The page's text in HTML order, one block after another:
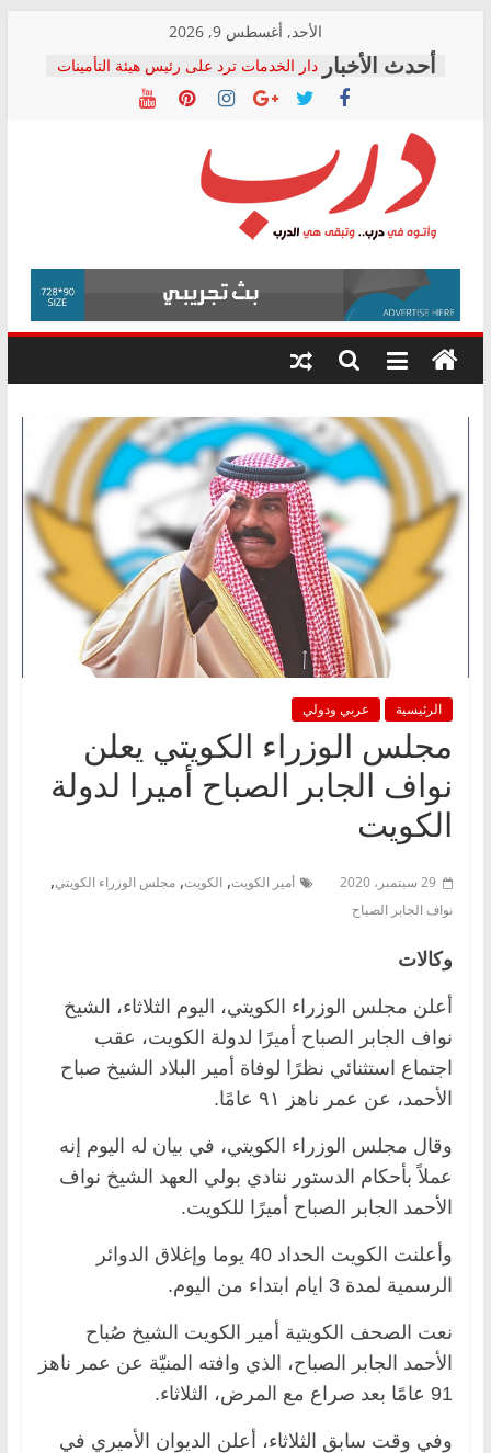
content
الأحد, أغسطس 9, 2026
دار الخدمات ترد على رئيس هيئة التأمينات
بعد مؤتمره الصحفي: إنكار الأزمة لا ينهي
معاناة أصحاب المعاشات.. ونطالب بكشف
فرحات سليمان يكتب: القطاع الصحي إلى
أين؟
حزب التحالف الشعبي يطلق لجنة “الحق
في الصحة” بالإسكندرية لرصد الانتهاكات
ودعم المرضى
الوزاري لمدينة الصحفيين.. وانتهاء أعمال
إنشاء المبنى الإداري
المجلس القومي لحقوق الإنسان يعلن
متابعة قضية الدكتور محمد زهران.. ويؤكد:
قرينة البراءة وضمانات المحاكمة العادلة
درب
وأتوه
درب..
وتبقى
هي
الرئيسية عربي ودولي
مجلس الوزراء الكويتي يعلن
نواف الجابر الصباح أميرا لدولة
الكويت
29 سبتمبر، 2020 أمير الكويت, الكويت, مجلس الوزراء الكويتي,
نواف الجابر الصباح
وكالات
أعلن مجلس الوزراء الكويتي، اليوم الثلاثاء، الشيخ
نواف الجابر الصباح أميرًا لدولة الكويت، عقب
اجتماع استثنائي نظرًا لوفاة أمير البلاد الشيخ صباح
الأحمد، عن عمر ناهز ٩١ عامًا.
وقال مجلس الوزراء الكويتي، في بيان له اليوم إنه
عملاً بأحكام الدستور ننادي بولي العهد الشيخ نواف
الأحمد الجابر الصباح أميرًا للكويت.
وأعلنت الكويت الحداد 40 يوما وإغلاق الدوائر
الرسمية لمدة 3 ايام ابتداء من اليوم.
نعت الصحف الكويتية أمير الكويت الشيخ صُباح
الأحمد الجابر الصباح، الذي وافته المنيّة عن عمر ناهز
91 عامًا بعد صراع مع المرض، الثلاثاء.
وفي وقت سابق الثلاثاء، أعلن الديوان الأميري في